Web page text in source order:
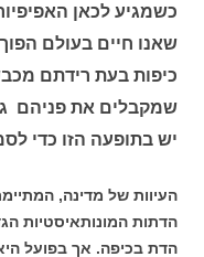
שאנו חיים בעולם
כיפות בעת רידתם
שמקבלים את פניהם
יש בתופעה הזו כדי
העיוות של מדינה,
הדתות המונותאיסטיות
הדת בכיפה. אך בפועל